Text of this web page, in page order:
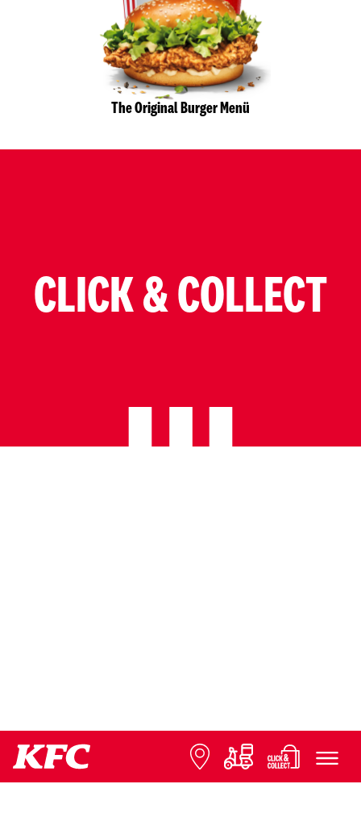
The Original Burger Menü
CLICK & COLLECT